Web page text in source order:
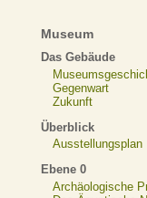
Museum
Das Gebäude
Gegenwart
Zukunft
Überblick
Ausstellungsplan
Ebene 0
Archäologische